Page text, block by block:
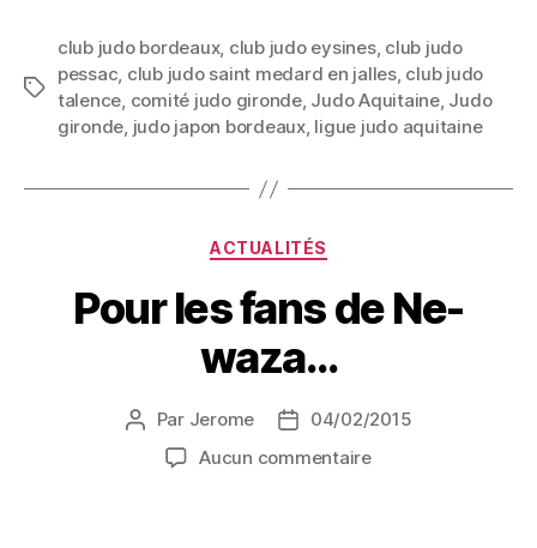
club judo bordeaux, club judo eysines, club judo
pessac, club judo saint medard en jalles, club judo
talence, comité judo gironde, Judo Aquitaine, Judo
gironde, judo japon bordeaux, ligue judo aquitaine
ACTUALITÉS
Pour les fans de Ne-
waza…
Par Jerome
04/02/2015
Aucun commentaire